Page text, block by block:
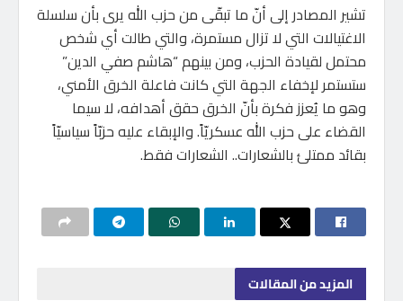
تشير المصادر إلى أنّ ما تبقّى من حزب الله يرى بأن سلسلة
الاغتيالات التي لا تزال مستمرة، والتي طالت أي شخص
محتمل لقيادة الحزب، ومن بينهم “هاشم صفي الدين”
ستستمر لإخفاء الجهة التي كانت فاعلة الخرق الأمني،
وهو ما يُعزز فكرة بأنّ الخرق حقق أهدافه، لا سيما
القضاء على حزب الله عسكريّاً. والإبقاء عليه حزبّاً سياسيّاً
بقائد ممتلئ بالشعارات.. الشعارات فقط.
المزيدمن المقالات